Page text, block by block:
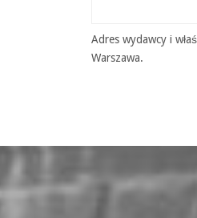
Adres wydawcy i
Warszawa.